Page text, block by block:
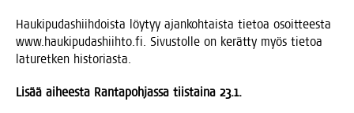
Hau­ki­pu­das­hiih­dois­ta löy­tyy ajan­koh­tais­ta tie­toa osoit­tees­ta
www.haukipudashiihto.fi. Sivus­tol­le on kerät­ty myös tie­toa
latu­ret­ken historiasta.
Lisää aihees­ta Ran­ta­poh­jas­sa tiis­tai­na 23.1.